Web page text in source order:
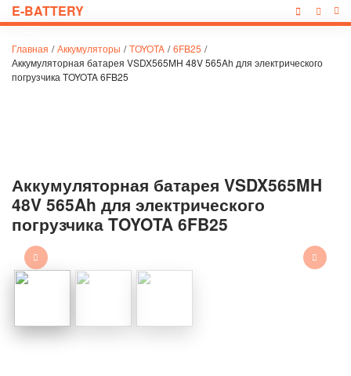
E-BATTERY
Главная / Аккумуляторы / TOYOTA / 6FB25 /
Аккумуляторная батарея VSDX565MH 48V 565Ah для электрического
погрузчика TOYOTA 6FB25
Аккумуляторная батарея VSDX565MH
48V 565Ah для электрического
погрузчика TOYOTA 6FB25